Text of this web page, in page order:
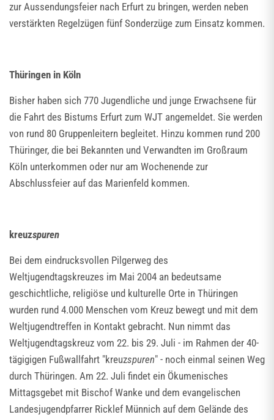
zur Aussendungsfeier nach Erfurt zu bringen, werden neben
verstärkten Regelzügen fünf Sonderzüge zum Einsatz kommen.
Thüringen in Köln
Bisher haben sich 770 Jugendliche und junge Erwachsene für
die Fahrt des Bistums Erfurt zum WJT angemeldet. Sie werden
von rund 80 Gruppenleitern begleitet. Hinzu kommen rund 200
Thüringer, die bei Bekannten und Verwandten im Großraum
Köln unterkommen oder nur am Wochenende zur
Abschlussfeier auf das Marienfeld kommen.
kreuzspuren
Bei dem eindrucksvollen Pilgerweg des
Weltjugendtagskreuzes im Mai 2004 an bedeutsame
geschichtliche, religiöse und kulturelle Orte in Thüringen
wurden rund 4.000 Menschen vom Kreuz bewegt und mit dem
Weltjugendtreffen in Kontakt gebracht. Nun nimmt das
Weltjugendtagskreuz vom 22. bis 29. Juli - im Rahmen der 40-
tägigigen Fußwallfahrt "kreuzspuren" - noch einmal seinen Weg
durch Thüringen. Am 22. Juli findet ein Ökumenisches
Mittagsgebet mit Bischof Wanke und dem evangelischen
Landesjugendpfarrer Ricklef Münnich auf dem Gelände des